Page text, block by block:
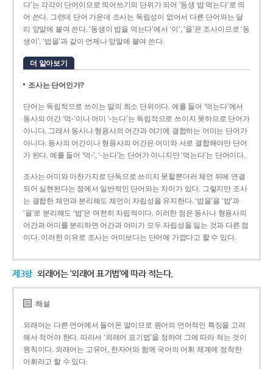
다’는 각각이 단어이므로 띄어쓰기의 단위가 되어 ‘동생 밥 먹는다’로 띄
어 쓴다. 그런데 단어 가운데 조사는 독립성이 없어서 다른 단어와는 달
리 앞말에 붙여 쓴다. ‘동생이 밥을 먹는다’에서 ‘이’, ‘을’은 조사이므로 ‘동
생이’, ‘밥을’과 같이 언제나 앞말에 붙여 쓴다.
더 알아보기
조사는 단어인가?
단어는 독립적으로 쓰이는 말의 최소 단위이다. 예를 들어 ‘먹는다’에서
동사의 어간 ‘먹-­’이나 어미 ‘­-는다’는 독립적으로 쓰이지 못하므로 단어가
아니다. 그래서 동사나 형용사의 어간과 여기에 결합하는 어미는 단어가
아니다. 동사의 어간이나 형용사의 어간은 어미와 서로 결합해야만 단어
가 된다. 예를 들어 ‘먹-’, ‘-는다’는 단어가 아니지만 ‘먹는다’는 단어이다.
조사는 어미와 마찬가지로 단독으로 쓰이지 못할뿐더러 체언 뒤에 연결
되어 실현된다는 점에서 일반적인 단어와는 차이가 있다. 그렇지만 조사
는 결합한 체언과 분리해도 체언이 자립성을 유지한다. ‘밥을’을 ‘밥’과
‘을’로 분리해도 ‘밥’은 여전히 자립적이다. 이러한 점은 동사나 형용사의
어간과 어미를 분리하면 어간과 어미가 모두 자립성을 잃는 것과 다른 점
이다. 이러한 이유로 조사는 어미보다는 단어에 가깝다고 할 수 있다.
제3항 외래어는 ‘외래어 표기법’에 따라 적는다.
해설
외래어는 다른 언어에서 들어온 말이므로 원어의 언어적인 특징을 고려
해서 적어야 한다. 따라서 ‘외래어 표기법’을 정하여 그에 따라 적는 것이
원칙이다. 외래어는 고유어, 한자어와 함께 국어의 어휘 체계에 정착한
어휘라고 할 수 있다.